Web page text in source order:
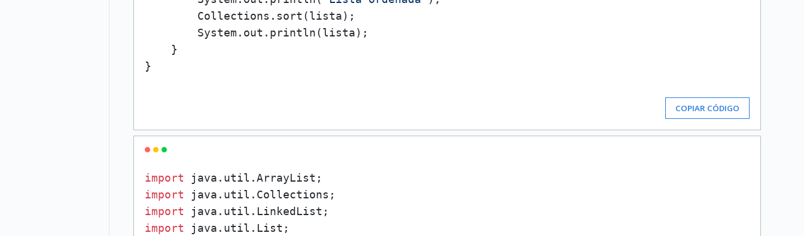
        Collections.sort(lista);
        System.out.println(lista);
    }
}
COPIAR CÓDIGO
import
import
import
import java.util.List;